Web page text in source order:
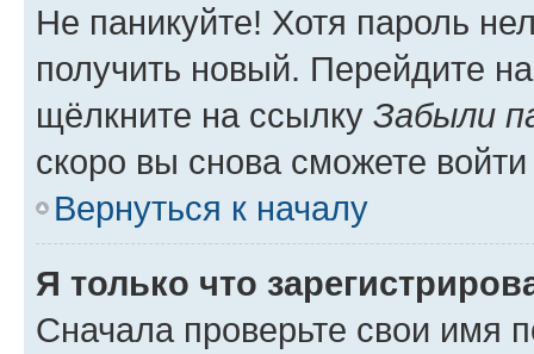
Не паникуйте! Хотя пароль
получить новый. Перейдите
щёлкните на ссылку Забыли
скоро вы снова сможете
Вернуться к началу
Я только что
Сначала проверьте свои имя